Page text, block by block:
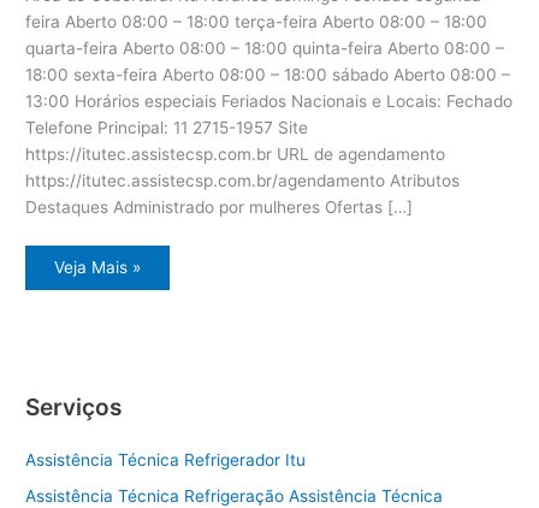
feira Aberto 08:00 – 18:00 terça-feira Aberto 08:00 – 18:00
quarta-feira Aberto 08:00 – 18:00 quinta-feira Aberto 08:00 –
18:00 sexta-feira Aberto 08:00 – 18:00 sábado Aberto 08:00 –
13:00 Horários especiais Feriados Nacionais e Locais: Fechado
Telefone Principal: 11 2715-1957 Site
https://itutec.assistecsp.com.br URL de agendamento
https://itutec.assistecsp.com.br/agendamento Atributos
Destaques Administrado por mulheres Ofertas […]
Assistência
eletrodoméstico
Veja Mais »
Serviços
Assistência Técnica Refrigerador Itu
Assistência Técnica Refrigeração Assistência Técnica